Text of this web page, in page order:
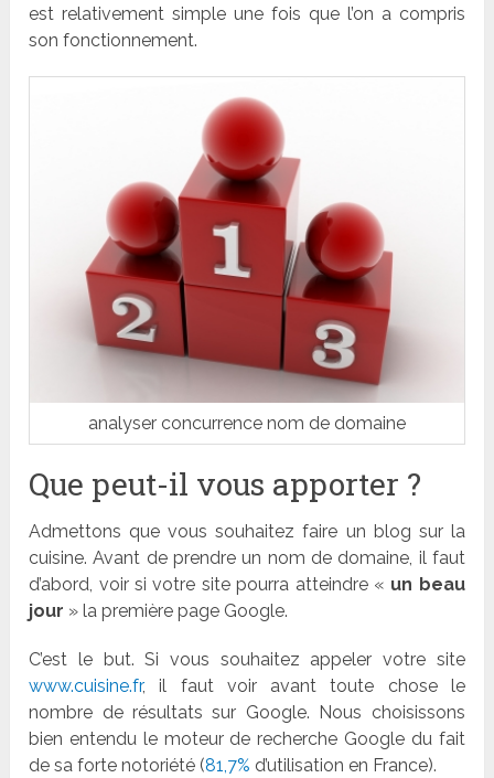
est relativement simple une fois que l’on a compris
son fonctionnement.
analyser concurrence nom de domaine
Que peut-il vous apporter ?
Admettons que vous souhaitez faire un blog sur la
cuisine. Avant de prendre un nom de domaine, il faut
d’abord, voir si votre site pourra atteindre « un beau
jour » la première page Google.
C’est le but. Si vous souhaitez appeler votre site
www.cuisine.fr, il faut voir avant toute chose le
nombre de résultats sur Google. Nous choisissons
bien entendu le moteur de recherche Google du fait
de sa forte notoriété (81,7% d’utilisation en France).